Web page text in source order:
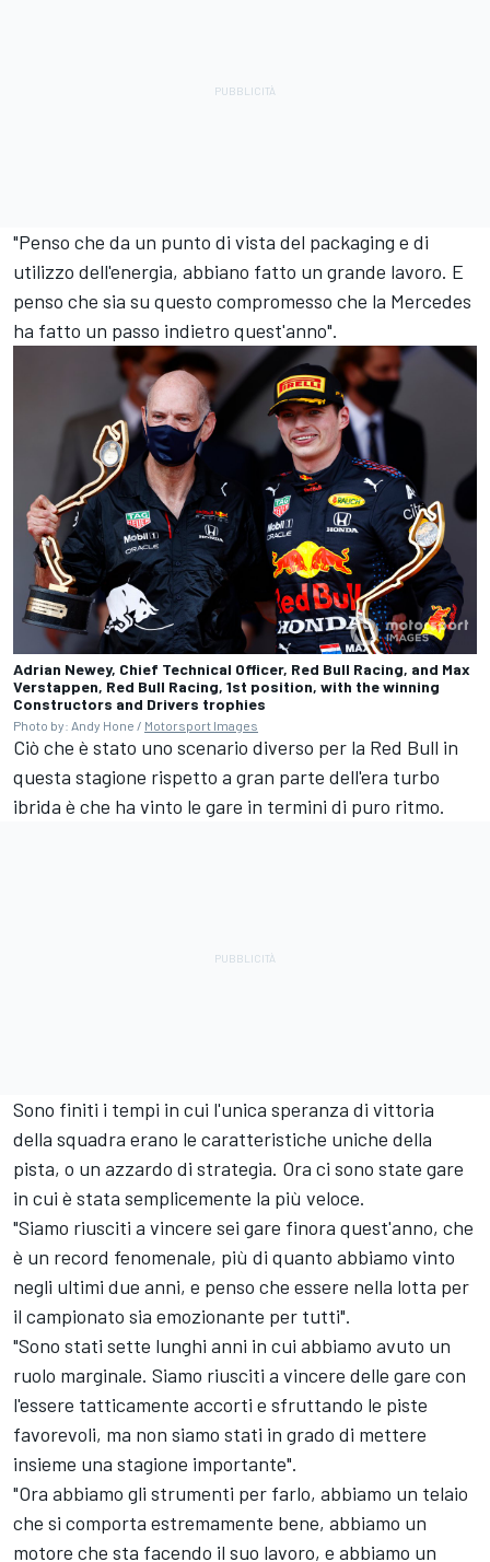
"Penso che da un punto di vista del packaging e di
utilizzo dell'energia, abbiano fatto un grande lavoro. E
penso che sia su questo compromesso che la Mercedes
ha fatto un passo indietro quest'anno".
Adrian Newey, Chief Technical Officer, Red Bull Racing, and Max
Verstappen, Red Bull Racing, 1st position, with the winning
Constructors and Drivers trophies
Photo by: Andy Hone / Motorsport Images
Ciò che è stato uno scenario diverso per la Red Bull in
questa stagione rispetto a gran parte dell'era turbo
ibrida è che ha vinto le gare in termini di puro ritmo.
Sono finiti i tempi in cui l'unica speranza di vittoria
della squadra erano le caratteristiche uniche della
pista, o un azzardo di strategia. Ora ci sono state gare
in cui è stata semplicemente la più veloce.
"Siamo riusciti a vincere sei gare finora quest'anno, che
è un record fenomenale, più di quanto abbiamo vinto
negli ultimi due anni, e penso che essere nella lotta per
il campionato sia emozionante per tutti".
"Sono stati sette lunghi anni in cui abbiamo avuto un
ruolo marginale. Siamo riusciti a vincere delle gare con
l'essere tatticamente accorti e sfruttando le piste
favorevoli, ma non siamo stati in grado di mettere
insieme una stagione importante".
"Ora abbiamo gli strumenti per farlo, abbiamo un telaio
che si comporta estremamente bene, abbiamo un
motore che sta facendo il suo lavoro, e abbiamo un